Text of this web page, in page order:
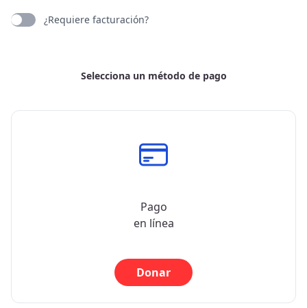
¿Requiere facturación?
Selecciona un método de pago
Pago
en línea
Donar